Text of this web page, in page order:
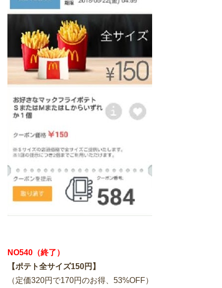
NO540（終了）
【ポテト全サイズ150円】
（定価320円で170円のお得、53%OFF）